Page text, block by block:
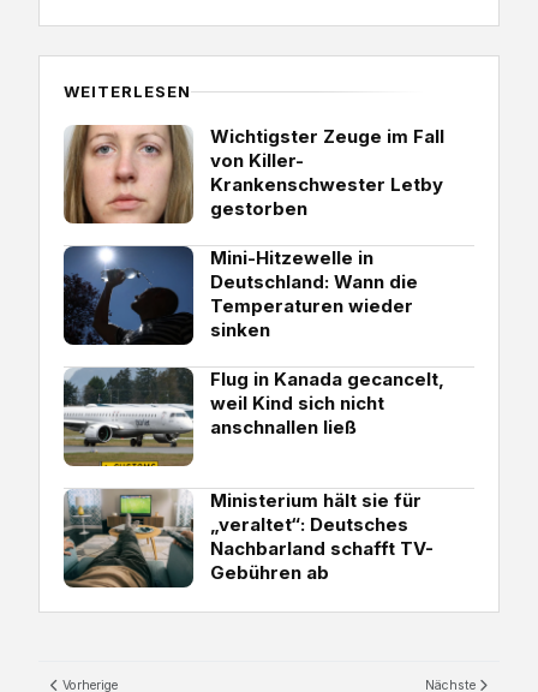
WEITERLESEN
Wichtigster Zeuge im Fall
von Killer-
Krankenschwester Letby
gestorben
Mini-Hitzewelle in
Deutschland: Wann die
Temperaturen wieder
sinken
Flug in Kanada gecancelt,
weil Kind sich nicht
anschnallen ließ
Ministerium hält sie für
„veraltet“: Deutsches
Nachbarland schafft TV-
Gebühren ab
Vorherige Nächste